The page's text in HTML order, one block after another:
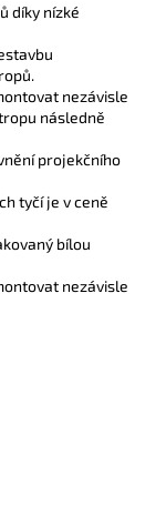
díky nízké
nezávisle
následně
projekčního
tyčí je v ceně
bílou
nezávisle